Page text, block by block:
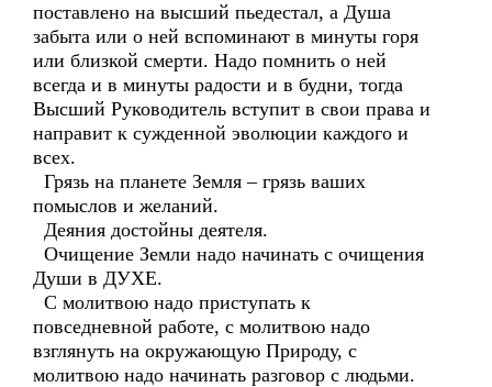
поставлено на высший пьедестал, а Душа
забыта или о ней вспоминают в минуты горя
или близкой смерти. Надо помнить о ней
всегда и в минуты радости и в будни, тогда
Высший Руководитель вступит в свои права и
направит к сужденной эволюции каждого и
всех.
Грязь на планете Земля – грязь ваших
помыслов и желаний.
Деяния достойны деятеля.
Очищение Земли надо начинать с очищения
Души в ДУХЕ.
С молитвою надо приступать к
повседневной работе, с молитвою надо
взглянуть на окружающую Природу, с
молитвою надо начинать разговор с людьми.